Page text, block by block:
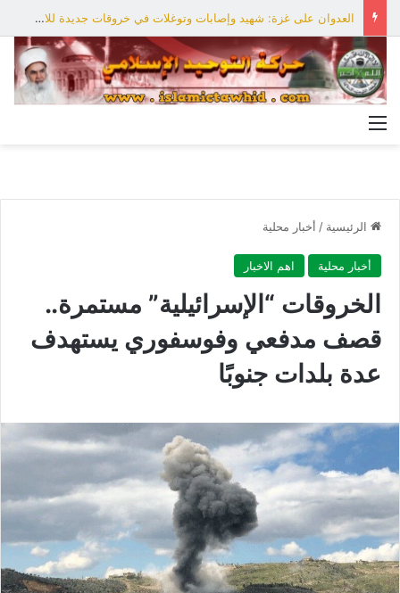
العدوان على غزة: شهيد وإصابات وتوغلات في خروقات جديدة للاحتلال
الرئيسية / أخبار محلية
أخبار محلية اهم الاخبار
الخروقات “الإسرائيلية” مستمرة..
قصف مدفعي وفوسفوري يستهدف
عدة بلدات جنوبًا